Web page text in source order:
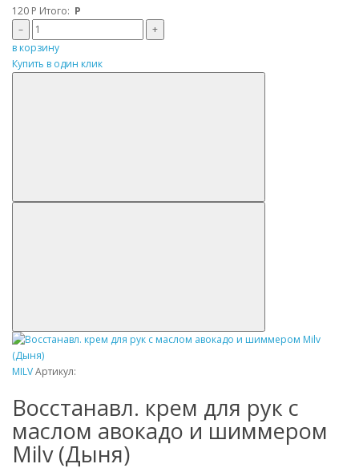
120 Р Итого: Р
–
+
в корзину
Купить в один клик
MILVАртикул:
Восстанавл. крем для рук с
маслом авокадо и шиммером
Milv (Дыня)